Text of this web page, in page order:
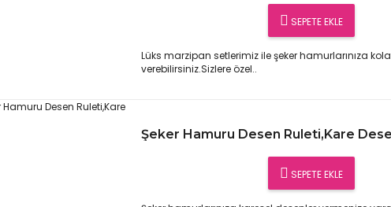
SEPETE EKLE
Lüks marzipan setlerimiz ile şeker hamurlarınıza
verebilirsiniz.Sizlere özel..
Şeker Hamuru Desen Ruleti,Kare
SEPETE EKLE